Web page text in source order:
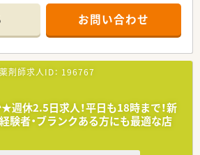
率100％！男性薬剤師の育児休業の実績もござい
在宅研修、OJTトレーナー研修、海外視察研修
ございます
薬剤師取得の際の支援もおこなっております
リアマネージャーへのキャリアアップもあり、
業の幹部として活躍して行ける力を養う幹部研
お問い合わせ
薬剤師求人ID： 196767
★週休2.5日求人！平日も18時まで！新
験者・ブランクある方にも最適な店